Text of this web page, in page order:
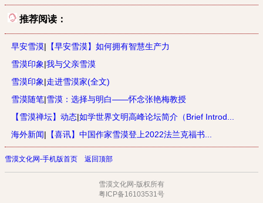
推荐阅读：
早安雪漠| 【早安雪漠】如何拥有智慧生产力
雪漠印象|我与父亲雪漠
雪漠印象|走进雪漠家(全文)
雪漠随笔|雪漠：选择与明白——怀念张艳梅教授
【雪漠禅坛】动态|如学世界文明高峰论坛简介（Brief Introd...
海外新闻| 【喜讯】中国作家雪漠登上2022法兰克福书...
雪漠文化网-手机版首页 返回顶部
雪漠文化网-版权所有
粤ICP备16103531号